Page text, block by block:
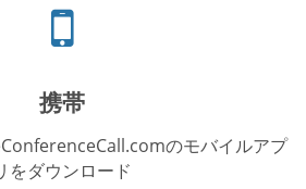
電
話
イ
コ
ン
携帯
のモバイルアプ
をダウンロード